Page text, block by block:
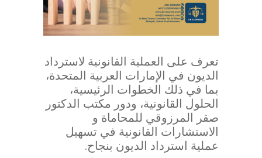
تعرف على العملية القانونية لاسترداد
الديون في الإمارات العربية المتحدة،
بما في ذلك الخطوات الرئيسية،
الحلول القانونية، ودور مكتب الدكتور
صقر المرزوقي للمحاماة و
الاستشارات القانونية في تسهيل
عملية استرداد الديون بنجاح.